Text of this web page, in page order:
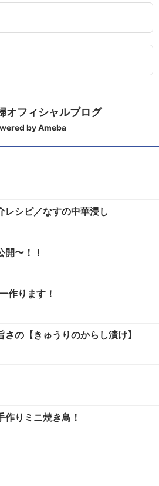
オフィシャルブログ
by Ameba
レシピ／なすの中華浸し
開〜！！
作ります！
の【きゅうりのからし漬け】
りミニ焼き鳥！